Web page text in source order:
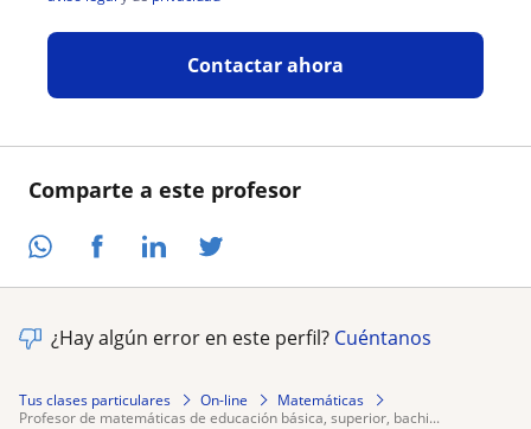
Comparte a este profesor
Contactar ahora
¿Hay algún error en este perfil? Cuéntanos
Tus clases particulares On-line
Matemáticas
profesor de matemáticas de educación básica, superior, bachi...